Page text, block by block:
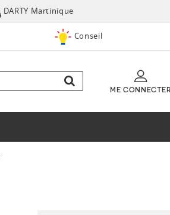
DARTY Martinique
Conseil
ME CONNECTER